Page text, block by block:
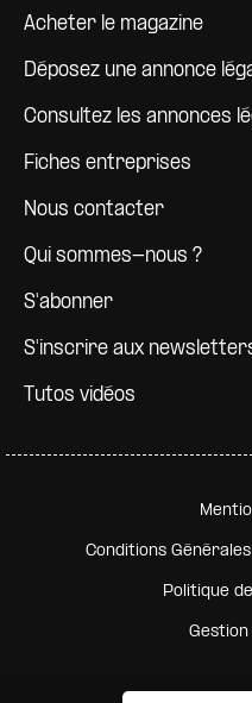
Pied de page
Acheter le magazine
Déposez une annonce
Consultez les annonces
Fiches entreprises
Nous contacter
Qui sommes-nous ?
S'abonner
S'inscrire aux
Tutos vidéos
Pied de page
Conditions
Politique
Gestion